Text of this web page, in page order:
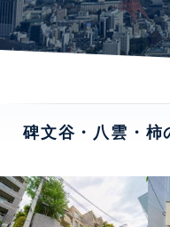
碑文谷・八雲・柿